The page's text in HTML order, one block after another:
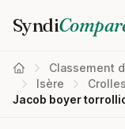
Syndi
Classement
Isère
Crolles